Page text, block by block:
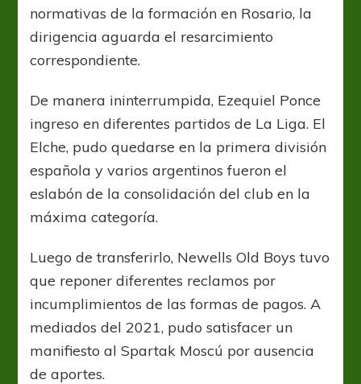
Ezequiel
normativas de la formación en Rosario, la
dirigencia aguarda el resarcimiento
correspondiente.
De manera ininterrumpida, Ezequiel Ponce
ingreso en diferentes partidos de La Liga. El
Elche, pudo quedarse en la primera división
española y varios argentinos fueron el
eslabón de la consolidación del club en la
máxima categoría.
Luego de transferirlo, Newells Old Boys tuvo
que reponer diferentes reclamos por
incumplimientos de las formas de pagos. A
mediados del 2021, pudo satisfacer un
manifiesto al Spartak Moscú por ausencia
de aportes.